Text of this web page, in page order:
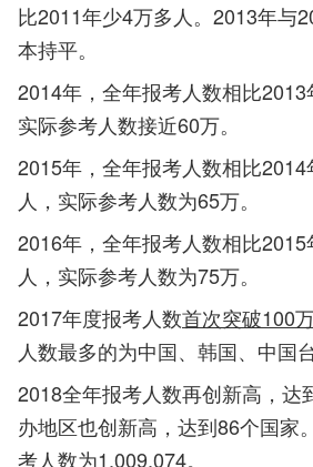
比2011年少4万多人。2013年与
本持平。
2014年，全年报考人数相比2013
实际参考人数接近60万。
2015年，全年报考人数相比
人，实际参考人数为65万。
2016年，全年报考人数相比
人，实际参考人数为75万。
2017年度报考人数首次突破100
人数最多的为中国、韩国、中国
2018全年报考人数再创新高，达
办地区也创新高，达到86个国家
考人数为1,009,074。